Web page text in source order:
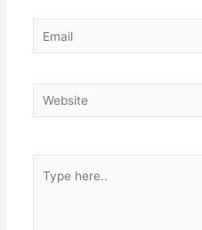
Email
Website
here..